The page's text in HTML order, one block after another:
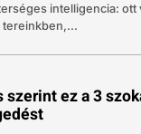
intelligencia: ott
tereinkben,...
ez a 3